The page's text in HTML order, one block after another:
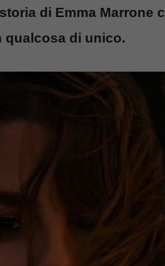
di Emma Marrone
qualcosa di unico.